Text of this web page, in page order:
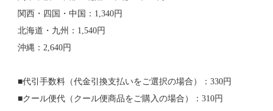
関西・四国・中国：1,340円
北海道・九州：1,540円
沖縄：2,640円
■代引手数料（代金引換支払いをご選択の場合）：330円
■クール便代（クール便商品をご購入の場合）：310円